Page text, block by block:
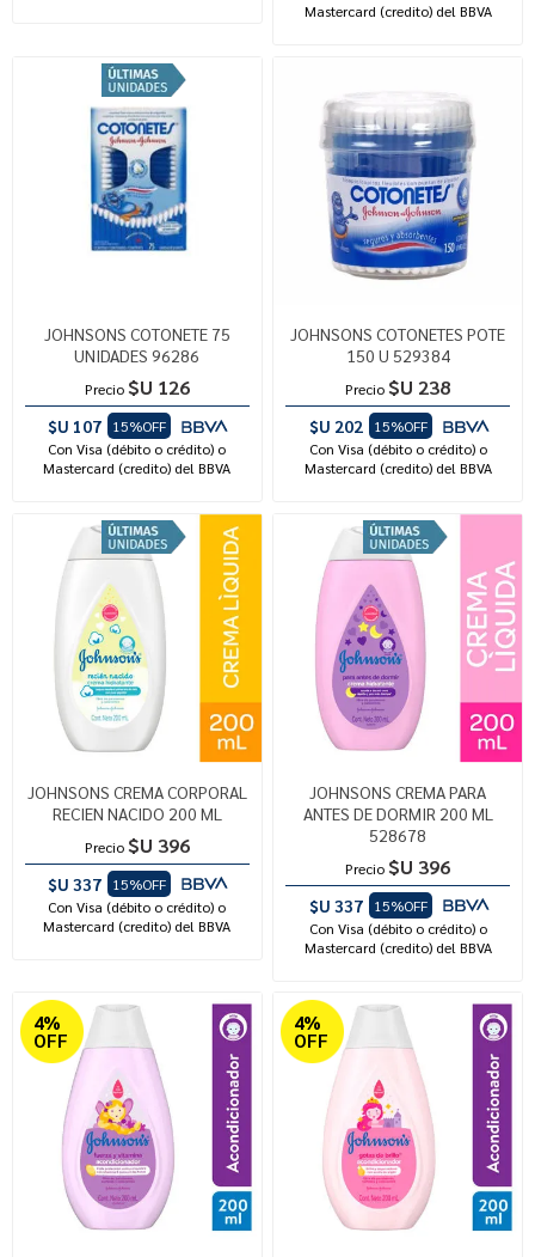
Mastercard (credito) del BBVA
JOHNSONS COTONETE 75
UNIDADES 96286
Precio $U 126
$U 107
15%OFF
Con Visa (débito o crédito) o
Mastercard (credito) del BBVA
JOHNSONS COTONETES POTE
150 U 529384
Precio $U 238
$U 202
15%OFF
Con Visa (débito o crédito) o
Mastercard (credito) del BBVA
JOHNSONS CREMA CORPORAL
RECIEN NACIDO 200 ML
Precio $U 396
$U 337
15%OFF
Con Visa (débito o crédito) o
Mastercard (credito) del BBVA
JOHNSONS CREMA PARA
ANTES DE DORMIR 200 ML
528678
Precio $U 396
$U 337
15%OFF
Con Visa (débito o crédito) o
Mastercard (credito) del BBVA
4%
OFF
4%
OFF